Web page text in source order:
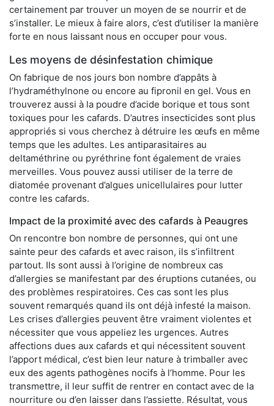
certainement par trouver un moyen de se nourrir et de
s’installer. Le mieux à faire alors, c’est d’utiliser la manière
forte en nous laissant nous en occuper pour vous.
Les moyens de désinfestation chimique
On fabrique de nos jours bon nombre d’appâts à
l’hydraméthylnone ou encore au fipronil en gel. Vous en
trouverez aussi à la poudre d’acide borique et tous sont
toxiques pour les cafards. D’autres insecticides sont plus
appropriés si vous cherchez à détruire les œufs en même
temps que les adultes. Les antiparasitaires au
deltaméthrine ou pyréthrine font également de vraies
merveilles. Vous pouvez aussi utiliser de la terre de
diatomée provenant d’algues unicellulaires pour lutter
contre les cafards.
Impact de la proximité avec des cafards à Peaugres
On rencontre bon nombre de personnes, qui ont une
sainte peur des cafards et avec raison, ils s’infiltrent
partout. Ils sont aussi à l’origine de nombreux cas
d’allergies se manifestant par des éruptions cutanées, ou
des problèmes respiratoires. Ces cas sont les plus
souvent remarqués quand ils ont déjà infesté la maison.
Les crises d’allergies peuvent être vraiment violentes et
nécessiter que vous appeliez les urgences. Autres
affections dues aux cafards et qui nécessitent souvent
l’apport médical, c’est bien leur nature à trimballer avec
eux des agents pathogènes nocifs à l’homme. Pour les
transmettre, il leur suffit de rentrer en contact avec de la
nourriture ou d’en laisser dans l’assiette. Résultat, vous